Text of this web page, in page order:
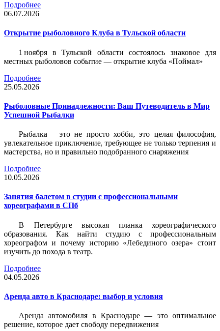
Подробнее
06.07.2026
Открытие рыболовного Клуба в Тульской области
1 ноября в Тульской области состоялось знаковое для
местных рыболовов событие — открытие клуба «Поймал»
Подробнее
25.05.2026
Рыболовные Принадлежности: Ваш Путеводитель в Мир
Успешной Рыбалки
Рыбалка – это не просто хобби, это целая философия,
увлекательное приключение, требующее не только терпения и
мастерства, но и правильно подобранного снаряжения
Подробнее
10.05.2026
Занятия балетом в студии с профессиональными
хореографами в СПб
В Петербурге высокая планка хореографического
образования. Как найти студию с профессиональным
хореографом и почему историю «Лебединого озера» стоит
изучить до похода в театр.
Подробнее
04.05.2026
Аренда авто в Краснодаре: выбор и условия
Аренда автомобиля в Краснодаре — это оптимальное
решение, которое дает свободу передвижения